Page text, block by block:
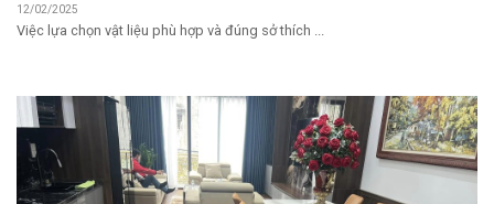
12/02/2025
Việc lựa chọn vật liệu phù hợp và đúng sở thích ...